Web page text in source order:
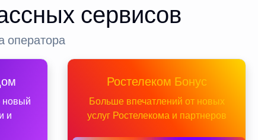
сервисов
оператора
новый
и
Ростелеком Бонус
Больше впечатлений от новых
услуг Ростелекома и партнеров